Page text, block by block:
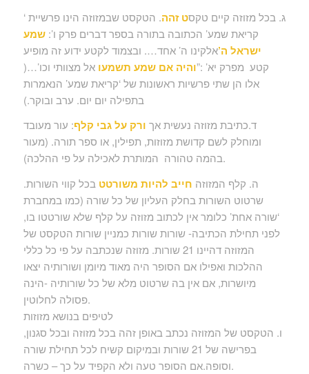
ג. בכל מזוזה קיים טקסט זהה. הטקסט שבמזוזה הינו פרשיית ‘
קריאת שמע’ הכתובה בתורה בספר דברים פרק ו’: שמע
ישראל ה’אלקינו ה’ אחד…. ובצמוד לקטע ידוע זה מופיע
קטע מפרק יא’ :”והיה אם שמע תשמעו אל מצוותי וכו’…(
אלו הן שתי פרשיות ראשונות של ‘קריאת שמע’ הנאמרות
בתפילה יום יום. ערב ובוקר.)
ד.כתיבת מזוזה נעשית אך ורק על גבי קלף: עור מעובד
ומוחלק לשם קדושת מזוזות, תפילין, או ספר תורה. (מעור
בהמה טהורה המותרת לאכילה על פי ההלכה).
ה. קלף המזוזה חייב להיות משורטט בכל קווי השורות.
שרטוט השורות בחלק העליון של כל שורה (כמו במחברת
‘שורה אחת’ כלומר אין לכתוב מזוזה על קלף שלא שורטטו בו,
לפני תחילת הכתיבה- שורות שורות כמניין שורות הטקסט של
המזוזה דהיינו 21 שורות. מזוזה שנכתבה על פי כל כללי
ההלכות ואפילו אם הסופר היה מאוד מיומן ושורותיה יצאו
מיושרות, אם אין בה שרטוט מלא של כל שורותיה -הינה
פסולה לחלוטין.
לטיפים בנושא מזוזות
ו. הטקסט של המזוזה נכתב באופן זהה בכל מזוזה ובכל סגנון,
בפרישה של 21 שורות ובמיקום קשיח לכל תחילת שורה
וסופה.אם הסופר טעה ולא הקפיד על כך – כשרה.